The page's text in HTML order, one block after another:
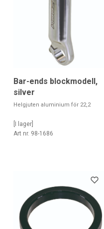
Bar-ends blockmodell,
silver
Helgjuten aluminium för 22,2
[I lager]
Art nr. 98-1686